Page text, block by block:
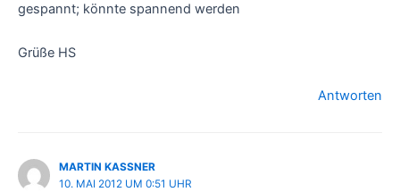
gespannt; könnte spannend werden
Grüße HS
Antworten
MARTIN KASSNER
10. MAI 2012 UM 0:51 UHR